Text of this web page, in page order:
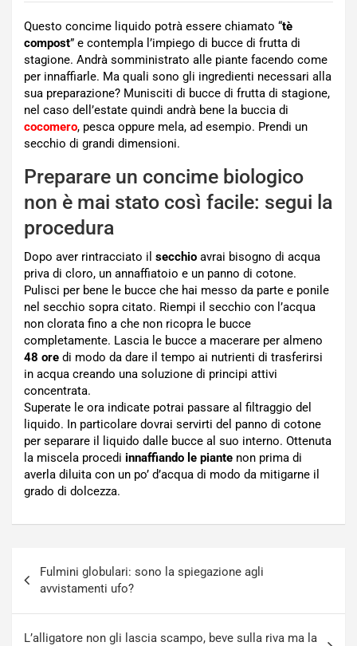
Questo concime liquido potrà essere chiamato “tè
compost” e contempla l’impiego di bucce di frutta di
stagione. Andrà somministrato alle piante facendo come
per innaffiarle. Ma quali sono gli ingredienti necessari alla
sua preparazione? Munisciti di bucce di frutta di stagione,
nel caso dell’estate quindi andrà bene la buccia di
cocomero, pesca oppure mela, ad esempio. Prendi un
secchio di grandi dimensioni.
Preparare un concime biologico
non è mai stato così facile: segui la
procedura
Dopo aver rintracciato il secchio avrai bisogno di acqua
priva di cloro, un annaffiatoio e un panno di cotone.
Pulisci per bene le bucce che hai messo da parte e ponile
nel secchio sopra citato. Riempi il secchio con l’acqua
non clorata fino a che non ricopra le bucce
completamente. Lascia le bucce a macerare per almeno
48 ore di modo da dare il tempo ai nutrienti di trasferirsi
in acqua creando una soluzione di principi attivi
concentrata.
Superate le ora indicate potrai passare al filtraggio del
liquido. In particolare dovrai servirti del panno di cotone
per separare il liquido dalle bucce al suo interno. Ottenuta
la miscela procedi innaffiando le piante non prima di
averla diluita con un po’ d’acqua di modo da mitigarne il
grado di dolcezza.
articoli
Fulmini globulari: sono la spiegazione agli
avvistamenti ufo?
L’alligatore non gli lascia scampo, beve sulla riva ma la